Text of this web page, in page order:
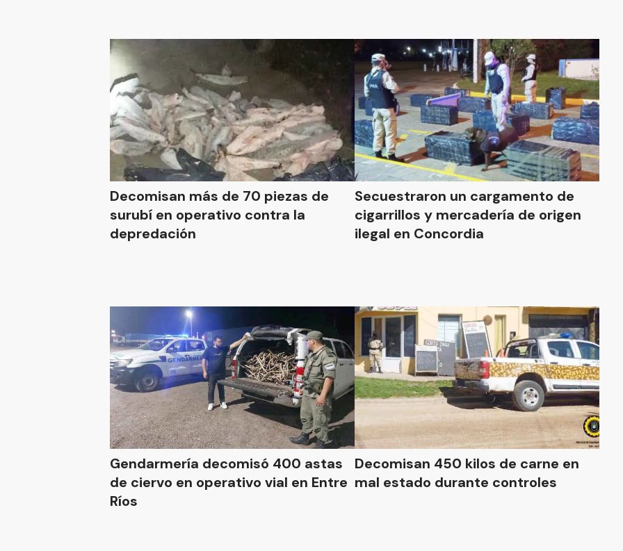
Decomisan más de 70 piezas de
surubí en operativo contra la
depredación
Secuestraron un cargamento de
cigarrillos y mercadería de origen
ilegal en Concordia
Gendarmería decomisó 400 astas
de ciervo en operativo vial en Entre
Ríos
Decomisan 450 kilos de carne en
mal estado durante controles